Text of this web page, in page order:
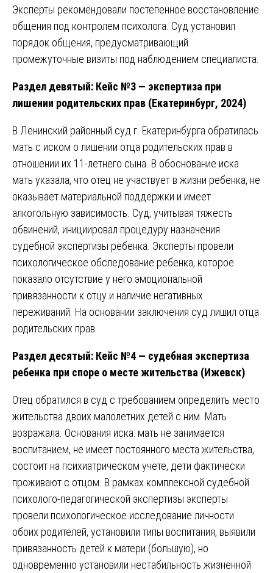
Эксперты рекомендовали постепенное восстановление
общения под контролем психолога. Суд установил
порядок общения, предусматривающий
промежуточные визиты под наблюдением специалиста.
Раздел девятый: Кейс №3 — экспертиза при
лишении родительских прав (Екатеринбург, 2024)
В Ленинский районный суд г. Екатеринбурга обратилась
мать с иском о лишении отца родительских прав в
отношении их 11-летнего сына. В обоснование иска
мать указала, что отец не участвует в жизни ребенка, не
оказывает материальной поддержки и имеет
алкогольную зависимость. Суд, учитывая тяжесть
обвинений, инициировал процедуру назначения
судебной экспертизы ребенка. Эксперты провели
психологическое обследование ребенка, которое
показало отсутствие у него эмоциональной
привязанности к отцу и наличие негативных
переживаний. На основании заключения суд лишил отца
родительских прав.
Раздел десятый: Кейс №4 — судебная экспертиза
ребенка при споре о месте жительства (Ижевск)
Отец обратился в суд с требованием определить место
жительства двоих малолетних детей с ним. Мать
возражала. Основания иска: мать не занимается
воспитанием, не имеет постоянного места жительства,
состоит на психиатрическом учете, дети фактически
проживают с отцом. В рамках комплексной судебной
психолого-педагогической экспертизы эксперты
провели психологическое исследование личности
обоих родителей, установили типы воспитания, выявили
привязанность детей к матери (большую), но
одновременно установили нестабильность жизненной